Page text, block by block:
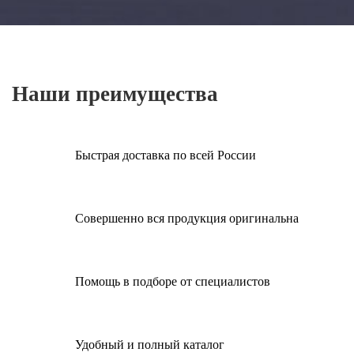
Наши преимущества
Быстрая доставка по всей России
Совершенно вся продукция оригинальна
Помощь в подборе от специалистов
Удобный и полный каталог